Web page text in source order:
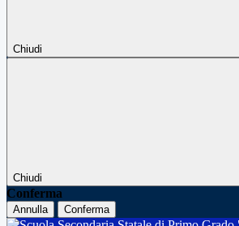
Chiudi
Chiudi
Conferma
Annulla Conferma